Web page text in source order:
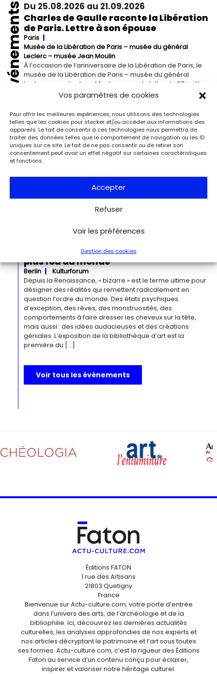
Vos paramètres de cookies
Pour offrir les meilleures expériences, nous utilisons des technologies
telles que les cookies pour stocker et/ou accéder aux informations des
appareils. Le fait de consentir à ces technologies nous permettra de
traiter des données telles que le comportement de navigation ou les ID
uniques sur ce site. Le fait de ne pas consentir ou de retirer son
consentement peut avoir un effet négatif sur certaines caractéristiques
et fonctions.
Accepter
Refuser
Voir les préférences
Gestion des cookies
ÉvénementsDu 25.08.2026 au 21.09.2026
Charles de Gaulle raconte la Libération
de Paris. Lettre à son épouse
Paris
Musée de la Libération de Paris – musée du général
Leclerc – musée Jean Moulin
À l’occasion de l’anniversaire de la Libération de Paris, le
musée de la Libération de Paris – musée du général
Leclerc – musée Jean Moulin expose la lettre du 27 août
1944 de Charles de Gaulle à son épouse Yvonne, lui narrant
les événements de la Libération de Paris.
Du 13.09.2026 au 03.01.2027
Georgia O’Keeffe. Architecture
Detroit
Detroit Institute of Arts
« Georgia O’Keeffe. Architecture » est une exposition
réalisées entre les années 1920 et 1960. Pionnière de l’art
moderne, O’Keeffe a célébré la beauté et la complexité
œuvres remarquables. Tout au long de sa longue carrière,
l’artiste a puisé son inspiration dans […]
Bizarre ! L’histoire de l’art du mot le
plus fou du monde
Berlin
Kulturforum
Depuis la Renaissance, « bizarre » est le terme ultime pour
désigner des réalités qui remettent radicalement en
question l’ordre du monde. Des états psychiques
d’exception, des rêves, des monstruosités, des
comportements à faire dresser les cheveux sur la tête,
mais aussi : des idées audacieuses et des créations
géniales. L’exposition de la bibliothèque d’art est la
première du […]
Voir tous les événements
Éditions FATON
1 rue des Artisans
21803 Quetigny
France
Bienvenue sur Actu-culture.com, votre porte d’entrée
dans l’univers des arts, de l’archéologie et de la
bibliophilie. Ici, découvrez les dernières actualités
culturelles, les analyses approfondies de nos experts et
nos articles décryptant le patrimoine et l’art sous toutes
ses formes. Actu-culture.com, c’est la rigueur des Éditions
Faton au service d’un contenu conçu pour éclairer,
inspirer et valoriser notre héritage culturel.